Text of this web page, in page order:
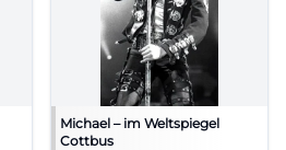
Michael – im Weltspiegel
Cottbus